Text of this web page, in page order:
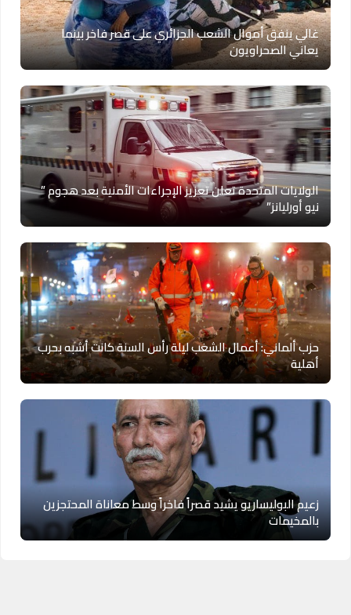
غالي ينفق أموال الشعب الجزائري على قصر فاخر بينما
يعاني الصحراويون
الولايات المتحدة تعلن تعزيز الإجراءات الأمنية بعد هجوم ”
نيو أورليانز”
حزب ألماني: أعمال الشغب ليلة رأس السنة كانت أشبه بحرب
أهلية
زعيم البوليساريو يشيد قصراً فاخراً وسط معاناة المحتجزين
بالمخيمات